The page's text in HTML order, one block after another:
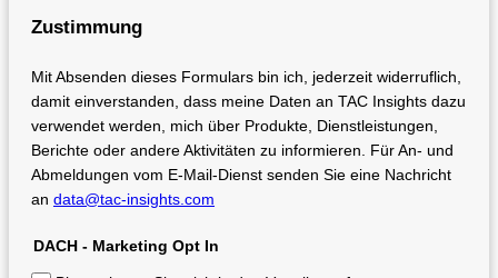
Zustimmung
Mit Absenden dieses Formulars bin ich, jederzeit widerruflich,
damit einverstanden, dass meine Daten an TAC Insights dazu
verwendet werden, mich über Produkte, Dienstleistungen,
Berichte oder andere Aktivitäten zu informieren. Für An- und
Abmeldungen vom E-Mail-Dienst senden Sie eine Nachricht
an data@tac-insights.com
DACH - Marketing Opt In